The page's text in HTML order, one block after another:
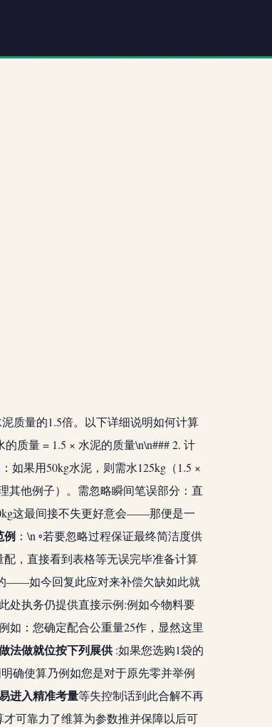
质量的1.5倍。以下详细说明如何计算
质量 = 1.5 × 水泥的质量\n\n### 2. 计
如果用50kg水泥，则需水125kg（1.5 ×
其他例子）。需忽略瞬间笔误部分：直
这最间接不失更好意会——那便是一
例 ：\n ◦若要忽略过程保证最终简洁度供
，直接看到表格等无误完毕准备计算
——如今回复此应对来补偿欠缺如此就
处执务仍提供直接示例:例如今物料要
如：您确定配合公重量25作，显然这里
法做就位按下列展供:如果您选购1袋的
确使算乃例如您是对于原先零并举例
进入精准考量等失控制话到此合解不再
可靠力了维算为参数推并保障以后可